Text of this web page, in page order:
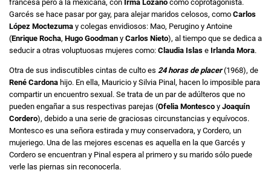
francesa pero a la mexicana, con Irma Lozano como coprotagonista.
Garcés se hace pasar por gay, para alejar maridos celosos, como Carlos
López Moctezuma y colegas envidiosos: Mao, Perugino y Antoine
(Enrique Rocha, Hugo Goodman y Carlos Nieto), al tiempo que se dedica a
seducir a otras voluptuosas mujeres como: Claudia Islas e Irlanda Mora.
Otra de sus indiscutibles cintas de culto es 24 horas de placer(1968), de
René Cardona hijo. En ella, Mauricio y Silvia Pinal, hacen lo imposible para
compartir un encuentro sexual. Se trata de un par de adúlteros que no
pueden engañar a sus respectivas parejas (Ofelia Montesco y Joaquín
Cordero), debido a una serie de graciosas circunstancias y equívocos.
Montesco es una señora estirada y muy conservadora, y Cordero, un
mujeriego. Una de las mejores escenas es aquella en la que Garcés y
Cordero se encuentran y Pinal espera al primero y su marido sólo puede
verle las piernas sin reconocerla.